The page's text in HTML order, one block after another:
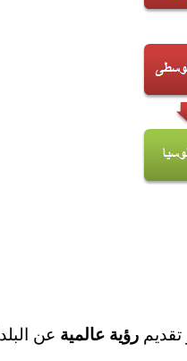
رؤية عالمية عن